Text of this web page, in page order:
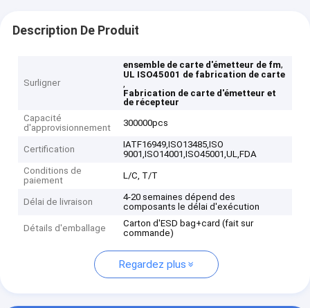
Description De Produit
Surligner
ensemble de carte d'émetteur de fm,
UL ISO45001 de fabrication de carte
,
Fabrication de carte d'émetteur et
de récepteur
Capacité
d'approvisionnement
300000pcs
Certification
IATF16949,ISO13485,ISO
9001,ISO14001,ISO45001,UL,FDA
Conditions de
paiement
L/C, T/T
Délai de livraison
4-20 semaines dépend des
composants le délai d'exécution
Détails d'emballage
Carton d'ESD bag+card (fait sur
commande)
Regardez plus